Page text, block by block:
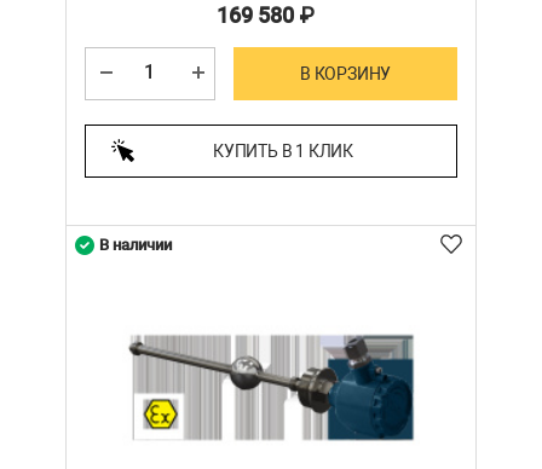
169 580₽
В КОРЗИНУ
КУПИТЬ В 1 КЛИК
В наличии